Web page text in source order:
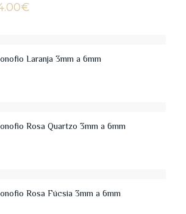
€
14.00€
Laranja 3mm a 6mm
Rosa Quartzo 3mm a 6mm
Rosa Fúcsia 3mm a 6mm